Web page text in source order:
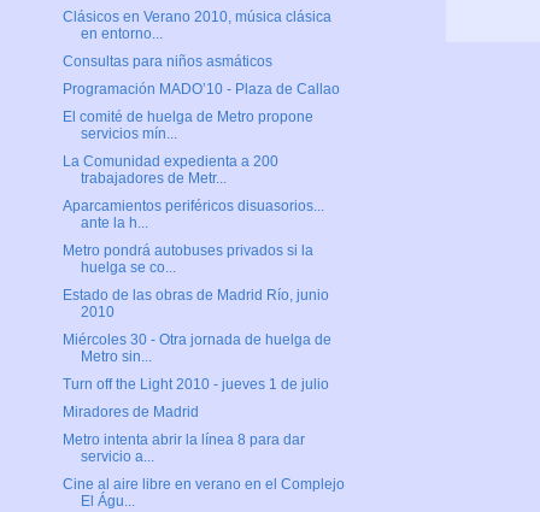
Clásicos en Verano 2010, música clásica
en entorno...
Consultas para niños asmáticos
Programación MADO’10 - Plaza de Callao
El comité de huelga de Metro propone
servicios mín...
La Comunidad expedienta a 200
trabajadores de Metr...
Aparcamientos periféricos disuasorios...
ante la h...
Metro pondrá autobuses privados si la
huelga se co...
Estado de las obras de Madrid Río, junio
2010
Miércoles 30 - Otra jornada de huelga de
Metro sin...
Turn off the Light 2010 - jueves 1 de julio
Miradores de Madrid
Metro intenta abrir la línea 8 para dar
servicio a...
Cine al aire libre en verano en el Complejo
El Águ...